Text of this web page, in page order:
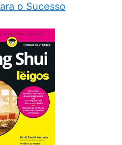
o Sucesso